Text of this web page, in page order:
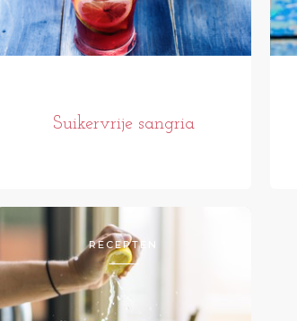
Suikervrije sangria
RECEPTEN